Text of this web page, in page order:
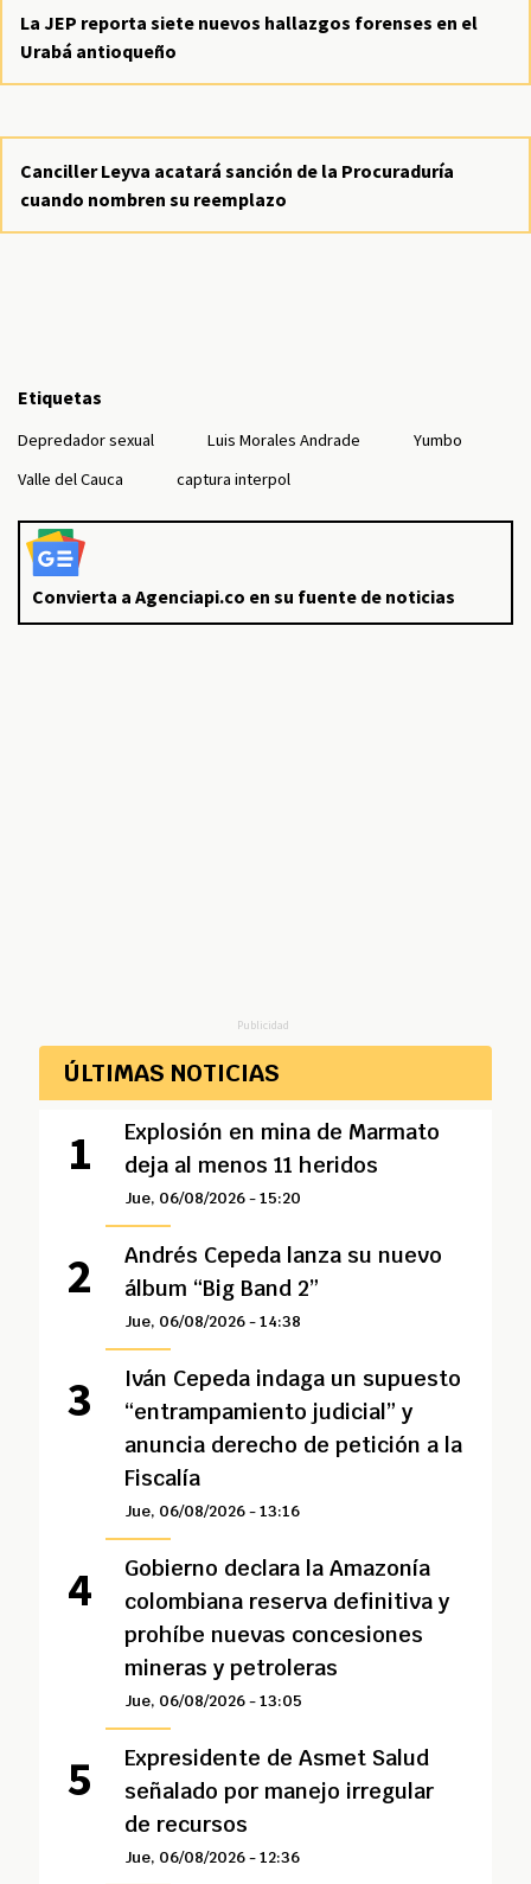
La JEP reporta siete nuevos hallazgos forenses en el
Urabá antioqueño
Canciller Leyva acatará sanción de la Procuraduría
cuando nombren su reemplazo
Etiquetas
Depredador sexual Luis Morales Andrade
Yumbo
Valle del Cauca
captura interpol
Convierta a Agenciapi.co en su fuente de noticias
Publicidad
ÚLTIMAS NOTICIAS
Explosión en mina de Marmato
deja al menos 11 heridos
Jue, 06/08/2026 - 15:20
Andrés Cepeda lanza su nuevo
álbum “Big Band 2”
Jue, 06/08/2026 - 14:38
Iván Cepeda indaga un supuesto
“entrampamiento judicial” y
anuncia derecho de petición a la
Fiscalía
Jue, 06/08/2026 - 13:16
Gobierno declara la Amazonía
colombiana reserva definitiva y
prohíbe nuevas concesiones
mineras y petroleras
Jue, 06/08/2026 - 13:05
Expresidente de Asmet Salud
señalado por manejo irregular
de recursos
Jue, 06/08/2026 - 12:36